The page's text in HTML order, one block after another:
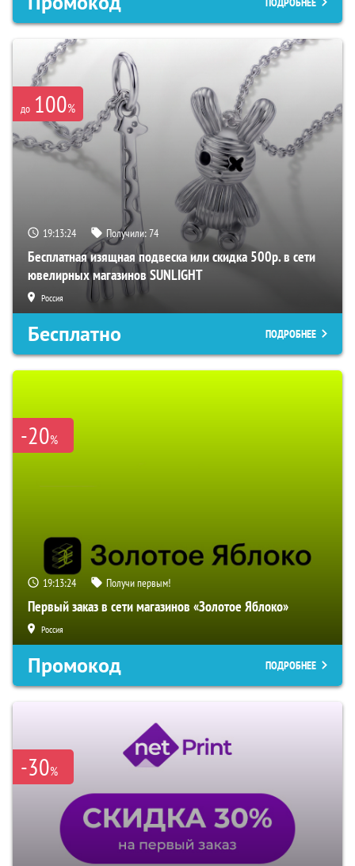
до 100%
19:13:23 Получили:74
Бесплатная изящная подвеска или скидка 500р. в сети
ювелирных магазинов SUNLIGHT
Россия
Бесплатно ПОДРОБНЕЕ
-20%
19:13:23 Получи первым!
Первый заказ в сети магазинов «Золотое Яблоко»
Россия
Промокод ПОДРОБНЕЕ
-30%